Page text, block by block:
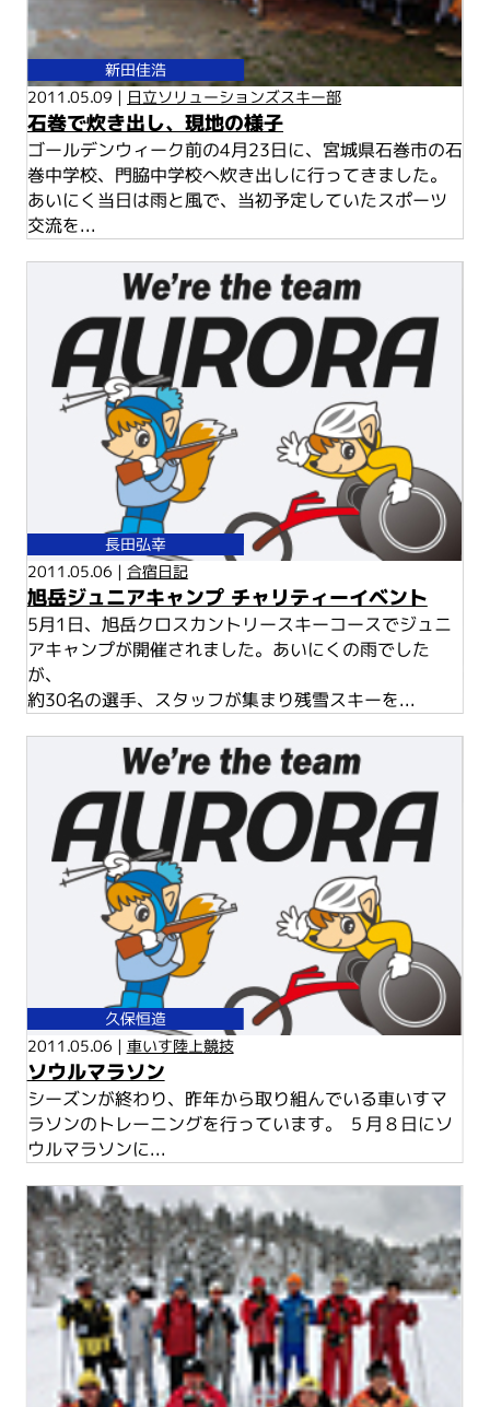
新田佳浩
2011.05.09 | 日立ソリューションズスキー部
石巻で炊き出し、現地の様子
ゴールデンウィーク前の4月23日に、宮城県石巻市の石
巻中学校、門脇中学校へ炊き出しに行ってきました。
あいにく当日は雨と風で、当初予定していたスポーツ
交流を...
長田弘幸
2011.05.06 | 合宿日記
旭岳ジュニアキャンプ チャリティーイベント
5月1日、旭岳クロスカントリースキーコースでジュニ
アキャンプが開催されました。あいにくの雨でした
が、
約30名の選手、スタッフが集まり残雪スキーを...
久保恒造
2011.05.06 | 車いす陸上競技
ソウルマラソン
シーズンが終わり、昨年から取り組んでいる車いすマ
ラソンのトレーニングを行っています。 ５月８日にソ
ウルマラソンに...